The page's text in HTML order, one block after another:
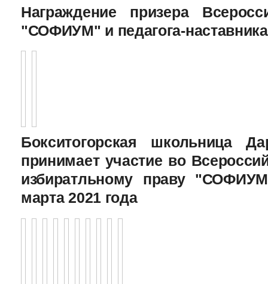
Награждение призера
"СОФИУМ" и педагога-наставника
Бокситогорская школьница
принимает участие во
избиратльному праву
марта 2021 года